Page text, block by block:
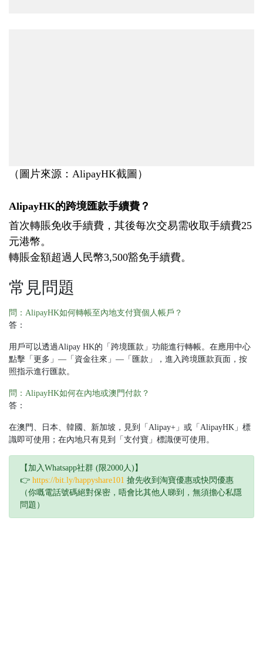
（圖片來源：AlipayHK截圖）
AlipayHK的跨境匯款手續費？
首次轉賬免收手續費，其後每次交易需收取手續費25
元港幣。
轉賬金額超過人民幣3,500豁免手續費。
常見問題
問：AlipayHK如何轉帳至內地支付寶個人帳戶？
答：
用戶可以透過Alipay HK的「跨境匯款」功能進行轉帳。在應用中心
點擊「更多」—「資金往來」—「匯款」，進入跨境匯款頁面，按
照指示進行匯款。
問：AlipayHK如何在內地或澳門付款？
答：
在澳門、日本、韓國、新加坡，見到「Alipay+」或「AlipayHK」標
識即可使用；在內地只有見到「支付寶」標識便可使用。
【加入Whatsapp社群 (限2000人)】
👉 https://bit.ly/happyshare101 搶先收到淘寶優惠或快閃優惠
（你嘅電話號碼絕對保密，唔會比其他人睇到，無須擔心私隱
問題）